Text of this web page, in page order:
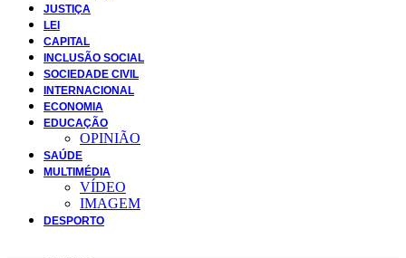
JUSTIÇA
LEI
CAPITAL
INCLUSÃO SOCIAL
SOCIEDADE CIVIL
INTERNACIONAL
ECONOMIA
EDUCAÇÃO
OPINIÃO
SAÚDE
MULTIMÉDIA
VÍDEO
IMAGEM
DESPORTO